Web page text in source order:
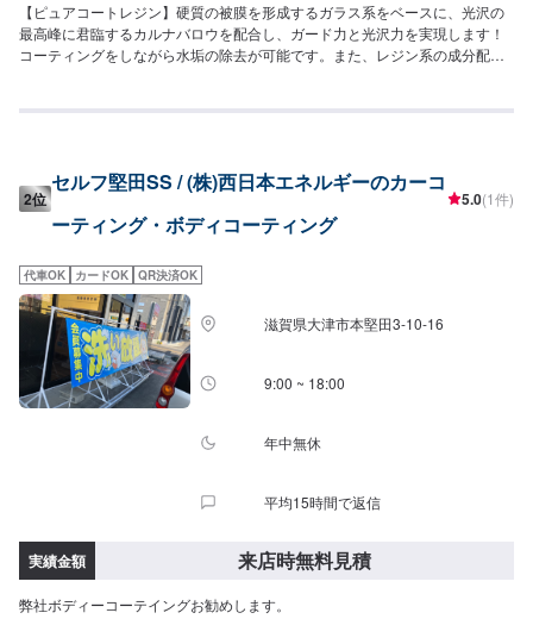
【ピュアコートレジン】硬質の被膜を形成するガラス系をベースに、光沢の
最高峰に君臨するカルナバロウを配合し、ガード力と光沢力を実現します！
コーティングをしながら水垢の除去が可能です。また、レジン系の成分配合
料金]SSサイズ：7,700円Sサイズ：8,250円Mサイズ：8,800円Lサイズ：
即日施工で完成いたします！世界最高品質ブラジル産の天然カルナパロウ1号
を主成分とした、最高の光沢と親水性レベルの水弾きを実現いたします。[施
工内容]・洗車・鉄粉除去・スーパークリーナー・コーティングワックス施工
ズ：29,700円LLサイズ：33,000円XLサイズ：別途お見積もり[施工目安時
間]120分〜【MAXPROスーパーコート】フッ素とレジンとシリカで驚異のガ
ード力を実現！ダブルガードで、酸性雨や鳥のフン等によるボディへのダメ
ージをシャットアウトします。コーティング成分には天然カルナバロウを融
合させることに成功し、これまでにない未体験の輝きを放ちます。また、基
本的に潮が引くような親水性の特徴を持ち、残った場合も円形ではなく、楕
円形に水が残るためウォータースポット(焼き付け)を防止します。[基本料
49,500円LLサイズ：55,000円XLサイズ：別途お見積もり[施工目安時間]1
2位
セルフ堅田SS / (株)西日本エネルギーのカーコ
ーティング・ボディコーティング
5.0(1件)
代車OK カードOK QR決済OK
滋賀県大津市本堅田3-10-16
9:00 ~ 18:00
年中無休
平均15時間で返信
実績金額 来店時無料見積
弊社ボディーコーテイングお勧めします。